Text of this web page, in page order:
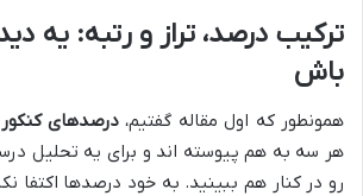
ترکیب درصد، تراز و رتبه: یه
باش
همونطور که اول مقاله گفتیم، درصدهای
هر سه به هم پیوسته اند و برای یه تحلیل
رو در کنار هم ببینید. به خود درصدها اکتفا